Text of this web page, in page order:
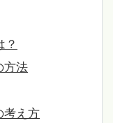
？
方法
考え方